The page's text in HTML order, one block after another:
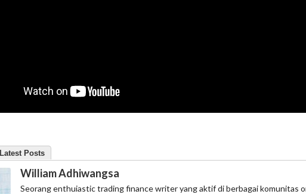
Latest Posts
William Adhiwangsa
Seorang enthuiastic trading finance writer yang aktif di berbagai komunitas